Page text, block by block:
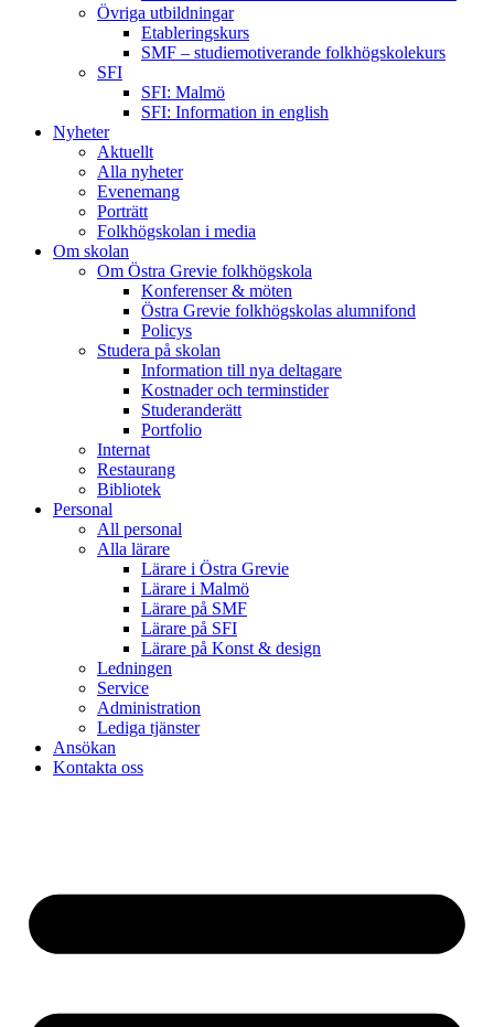
Övriga utbildningar
Etableringskurs
SMF – studiemotiverande folkhögskolekurs
SFI
SFI: Malmö
SFI: Information in english
Nyheter
Aktuellt
Alla nyheter
Evenemang
Porträtt
Folkhögskolan i media
Om skolan
Om Östra Grevie folkhögskola
Konferenser & möten
Östra Grevie folkhögskolas alumnifond
Policys
Studera på skolan
Information till nya deltagare
Kostnader och terminstider
Studeranderätt
Portfolio
Internat
Restaurang
Bibliotek
Personal
All personal
Alla lärare
Lärare i Östra Grevie
Lärare i Malmö
Lärare på SMF
Lärare på SFI
Lärare på Konst & design
Ledningen
Service
Administration
Lediga tjänster
Ansökan
Kontakta oss